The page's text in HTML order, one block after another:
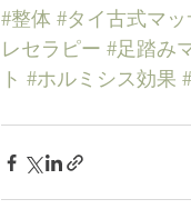
#整体 #タイ古式マ
レセラピー #足踏み
ト #ホルミシス効果